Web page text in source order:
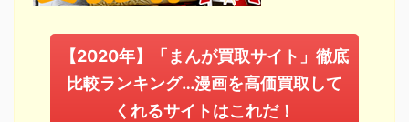
【2020年】「まんが買取サイト」徹底
比較ランキング…漫画を高価買取して
くれるサイトはこれだ！